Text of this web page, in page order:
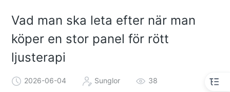
Vad man ska leta efter när man
köper en stor panel för rött
ljusterapi
2026-06-04 Sunglor 38